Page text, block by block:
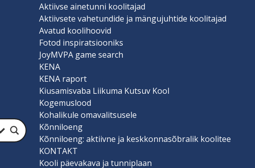
Aktiivse ainetunni koolitajad
Aktiivsete vahetundide ja mängujuhtide koolitajad
Avatud koolihoovid
Fotod inspiratsiooniks
JoyMVPA game search
KENA
KENA raport
Kiusamisvaba Liikuma Kutsuv Kool
Kogemuslood
Kohalikule omavalitsusele
Kõnniloeng
Kõnniloeng: aktiivne ja keskkonnasõbralik koolitee
KONTAKT
Kooli päevakava ja tunniplaan